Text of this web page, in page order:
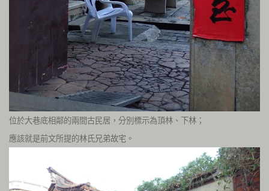
位於大巷底相鄰的兩間古民居，分別標示為頂林、下林；
應該就是前文所提的林氏兄弟故宅。